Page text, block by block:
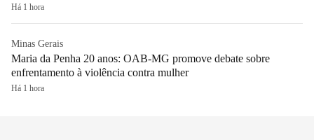
Há 1 hora
Minas Gerais
Maria da Penha 20 anos: OAB-MG promove debate sobre
enfrentamento à violência contra mulher
Há 1 hora